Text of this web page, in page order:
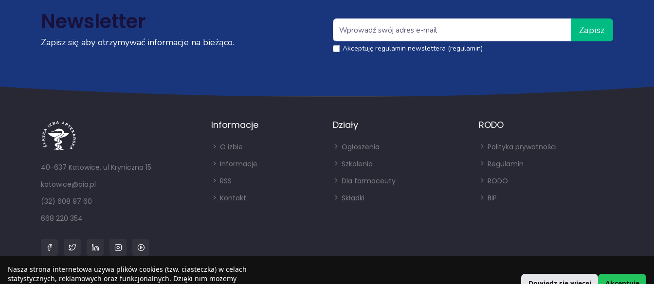
Newsletter
Zapisz się aby otrzymywać informacje na bieżąco.
Zapisz
Akceptuję regulamin newslettera (regulamin)
40-637 Katowice, ul Kryniczna 15
katowice@oia.pl
(32) 608 97 60
668 220 354
Informacje
O izbie
Informacje
RSS
Kontakt
Działy
Ogłoszenia
Szkolenia
Dla farmaceuty
Składki
RODO
Polityka prywatności
Regulamin
RODO
BIP
Nasza strona internetowa używa plików cookies (tzw. ciasteczka) w celach
statystycznych, reklamowych oraz funkcjonalnych. Dzięki nim możemy